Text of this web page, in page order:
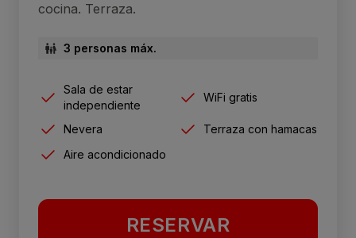
cocina. Terraza.
3 personas máx.
Sala de estar
independiente
WiFi gratis
Nevera
Terraza con hamacas
Aire acondicionado
RESERVAR